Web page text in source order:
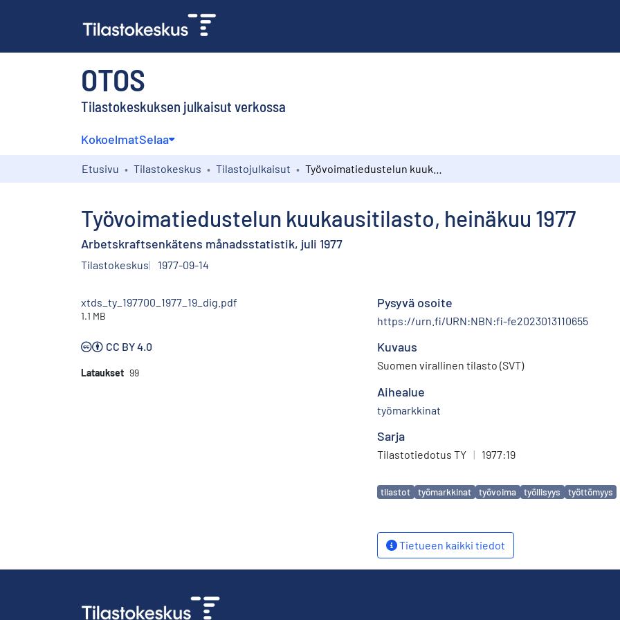
OTOS
Tilastokeskuksen julkaisut verkossa
KokoelmatSelaa
Etusivu Tilastokeskus Tilastojulkaisut
Työvoimatiedustelun kuukausitilasto, heinäkuu 1977
Arbetskraftsenkätens månadsstatistik, juli 1977
Tilastokeskus 1977-09-14
xtds_ty_197700_1977_19_dig.pdf
1.1 MB
CC BY 4.0
Lataukset 99
Pysyvä osoite
https://urn.fi/URN:NBN:fi-fe2023013110655
Kuvaus
Suomen virallinen tilasto (SVT)
Aihealue
työmarkkinat
Sarja
Tilastotiedotus TY | 1977:19
Avainsanat
tilastot työmarkkinat työvoima työllisyys työttömyys
Tietueen kaikki tiedot